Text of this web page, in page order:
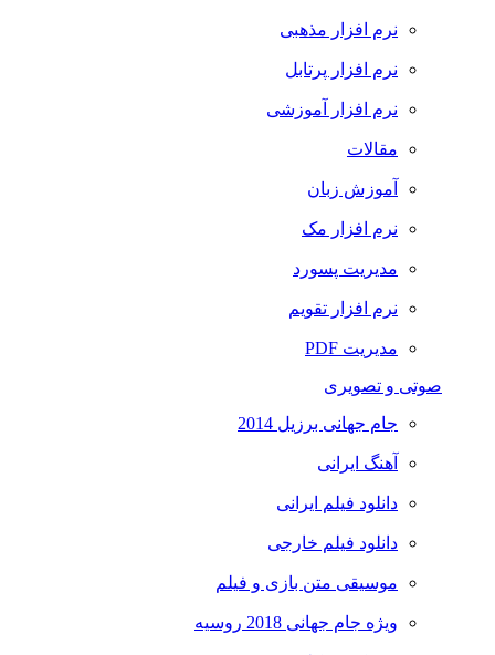
نرم افزار مذهبی
نرم افزار پرتابل
نرم افزار آموزشی
مقالات
آموزش زبان
نرم افزار مک
مدیریت پسورد
نرم افزار تقویم
مدیریت PDF
صوتی و تصویری
جام جهانی برزیل 2014
آهنگ ایرانی
دانلود فیلم ایرانی
دانلود فیلم خارجی
موسیقی متن بازی و فیلم
ویژه جام جهانی 2018 روسیه